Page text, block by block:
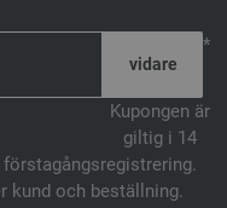
*
Kupongen är
giltig i 14
förstagångsregistrering.
kund och beställning.